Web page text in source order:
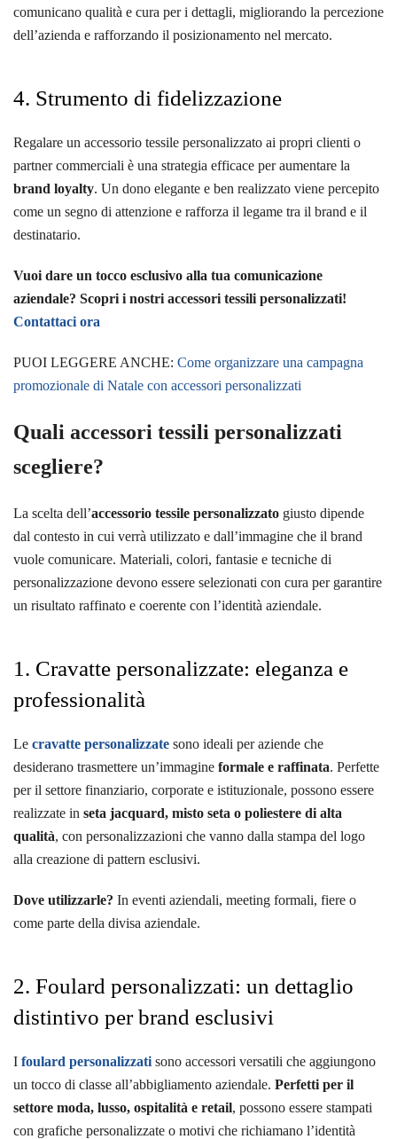
comunicano qualità e cura per i dettagli, migliorando la percezione
dell’azienda e rafforzando il posizionamento nel mercato.
4. Strumento di fidelizzazione
Regalare un accessorio tessile personalizzato ai propri clienti o
partner commerciali è una strategia efficace per aumentare la
brand loyalty. Un dono elegante e ben realizzato viene percepito
come un segno di attenzione e rafforza il legame tra il brand e il
destinatario.
Vuoi dare un tocco esclusivo alla tua comunicazione
aziendale? Scopri i nostri accessori tessili personalizzati!
Contattaci ora
PUOI LEGGERE ANCHE: Come organizzare una campagna
promozionale di Natale con accessori personalizzati
Quali accessori tessili personalizzati
scegliere?
La scelta dell’accessorio tessile personalizzato giusto dipende
dal contesto in cui verrà utilizzato e dall’immagine che il brand
vuole comunicare. Materiali, colori, fantasie e tecniche di
personalizzazione devono essere selezionati con cura per garantire
un risultato raffinato e coerente con l’identità aziendale.
1. Cravatte personalizzate: eleganza e
professionalità
Le cravatte personalizzate sono ideali per aziende che
desiderano trasmettere un’immagine formale e raffinata. Perfette
per il settore finanziario, corporate e istituzionale, possono essere
realizzate in seta jacquard, misto seta o poliestere di alta
qualità, con personalizzazioni che vanno dalla stampa del logo
alla creazione di pattern esclusivi.
Dove utilizzarle? In eventi aziendali, meeting formali, fiere o
come parte della divisa aziendale.
2. Foulard personalizzati: un dettaglio
distintivo per brand esclusivi
I foulard personalizzati sono accessori versatili che aggiungono
un tocco di classe all’abbigliamento aziendale. Perfetti per il
settore moda, lusso, ospitalità e retail, possono essere stampati
con grafiche personalizzate o motivi che richiamano l’identità